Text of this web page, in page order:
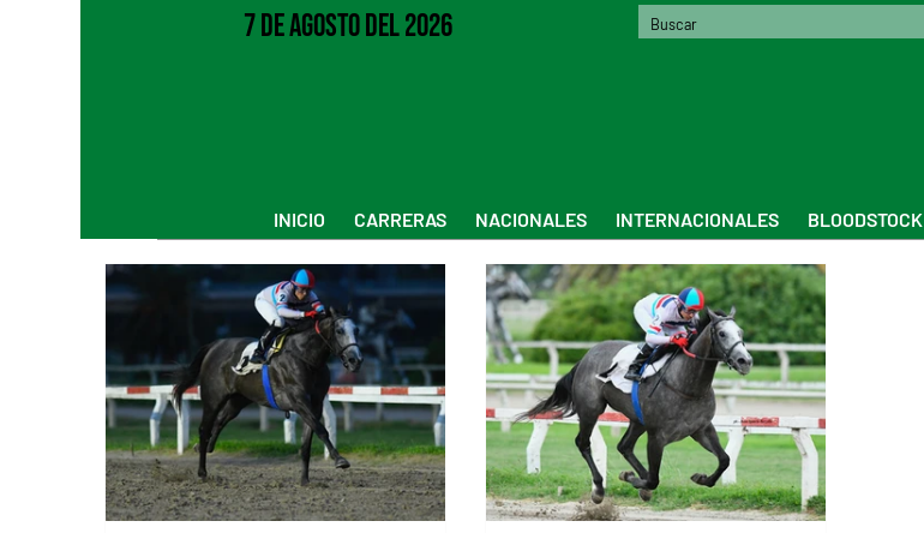
7 de Agosto del 2026
INICIO CARRERAS NACIONALES INTERNACIONALES BLOODSTOCK